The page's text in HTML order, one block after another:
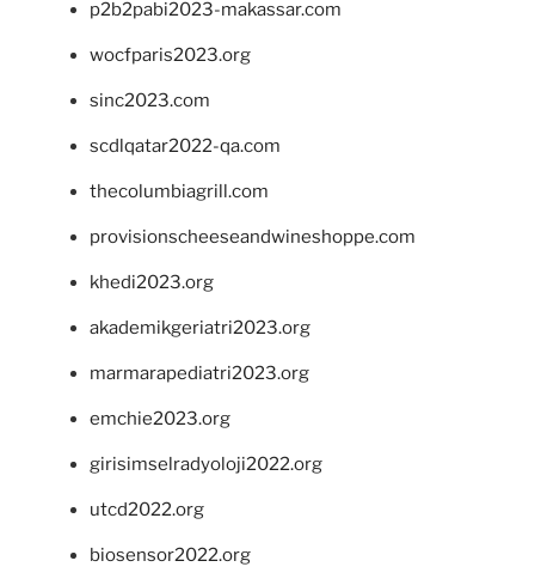
p2b2pabi2023-makassar.com
wocfparis2023.org
sinc2023.com
scdlqatar2022-qa.com
thecolumbiagrill.com
provisionscheeseandwineshoppe.com
khedi2023.org
akademikgeriatri2023.org
marmarapediatri2023.org
emchie2023.org
girisimselradyoloji2022.org
utcd2022.org
biosensor2022.org